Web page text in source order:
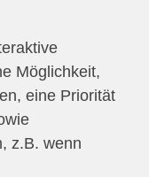
Möglichkeit,
eine Priorität
z.B. wenn